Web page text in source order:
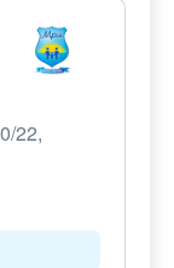
22,